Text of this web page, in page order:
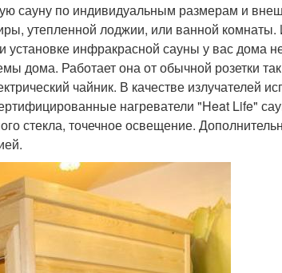
сауну по индивидуальным размерам и
утепленной лоджии, или ванной комнаты.
инфракрасной сауны у вас дома
дома. Работает она от обычной розетки так
чайник. В качестве излучателей
нагреватели "Heat Life"
стекла, точечное освещение.